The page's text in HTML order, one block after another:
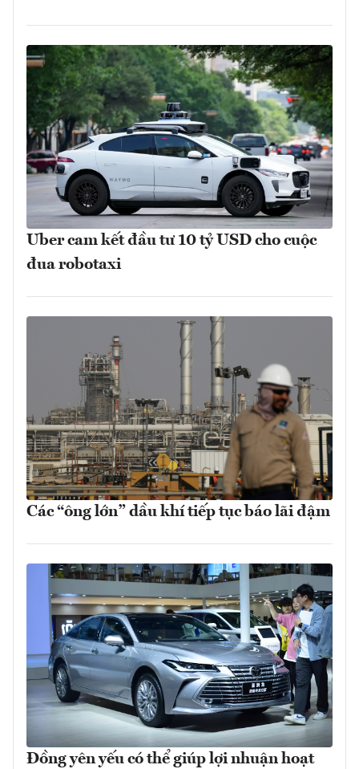
Uber cam kết đầu tư 10 tỷ USD cho cuộc
đua robotaxi
Các “ông lớn” dầu khí tiếp tục báo lãi đậm
Đồng yên yếu có thể giúp lợi nhuận hoạt